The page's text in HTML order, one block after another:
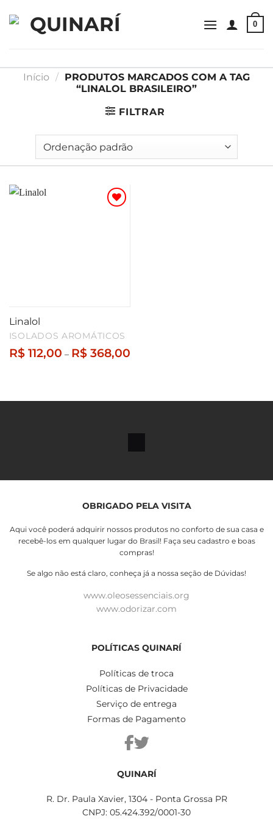
to
0
Início / PRODUTOS MARCADOS COM A TAG
“LINALOL BRASILEIRO”
FILTRAR
ISOLADOS AROMÁTICOS
Linalol
R$112,00 – R$368,00Faixa
de
OBRIGADO PELA VISITA
Aqui você poderá adquirir nossos produtos no conforto de sua casa e
recebê-los em qualquer lugar do Brasil! Faça seu cadastro e boas
compras!
Se algo não está claro, conheça já a nossa seção de Dúvidas!
www.oleosessenciais.org
www.odorizar.com
POLÍTICAS QUINARÍ
Políticas de troca
Políticas de Privacidade
Serviço de entrega
Formas de Pagamento
QUINARÍ
R. Dr. Paula Xavier, 1304 - Ponta Grossa PR
CNPJ: 05.424.392/0001-30